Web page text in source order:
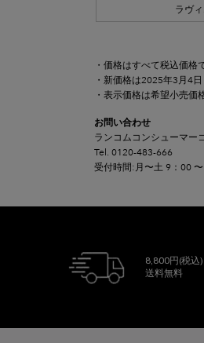
ラヴ
・価格はすべて税込価格
・新価格は2025年3月4
・表示価格は希望小売価
お問い合わせ
ランコムコンシューマー
Tel. 0120-483-666
受付時間:月〜土 9：00 〜
8,800円(税込
送料無料